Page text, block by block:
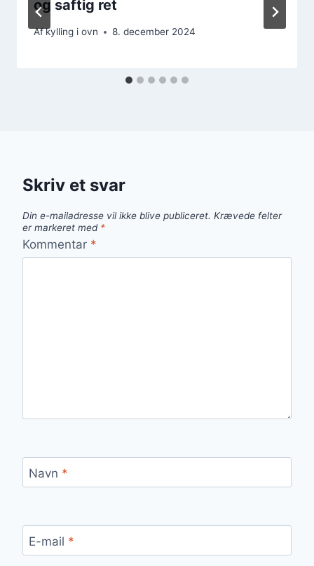
og saftig ret
Afkylling i ovn 8. december 2024
Skriv et svar
Din e-mailadresse vil ikke blive publiceret. Krævede felter
er markeret med *
Kommentar *
Navn *
E-mail *